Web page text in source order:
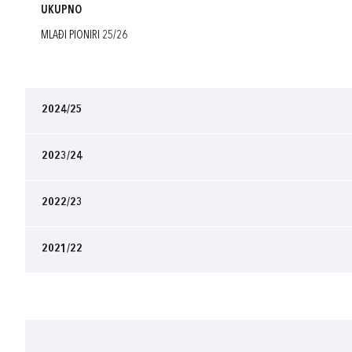
UKUPNO
MLAĐI PIONIRI 25/26
2024/25
2023/24
2022/23
2021/22